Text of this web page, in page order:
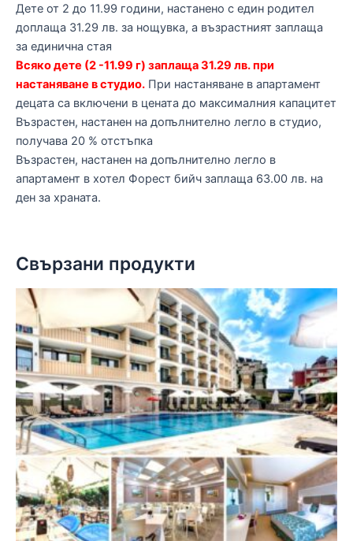
Дете от 2 до 11.99 години, настанено с един родител
доплаща 31.29 лв. за нощувка, а възрастният заплаща
за единична стая
Всяко дете (2 -11.99 г) заплаща 31.29 лв. при
настаняване в студио. При настаняване в апартамент
децата са включени в цената до максималния капацитет
Възрастен, настанен на допълнително легло в студио,
получава 20 % отстъпка
Възрастен, настанен на допълнително легло в
апартамент в хотел Форест бийч заплаща 63.00 лв. на
ден за храната.
Свързани продукти